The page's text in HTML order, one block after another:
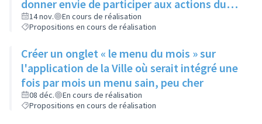
donner envie de participer aux actions du
Contrat de Ville
14 nov.
En cours de réalisation
Propositions en cours de réalisation
Créer un onglet « le menu du mois » sur
l'application de la Ville où serait intégré une
fois par mois un menu sain, peu cher
08 déc.
En cours de réalisation
Propositions en cours de réalisation